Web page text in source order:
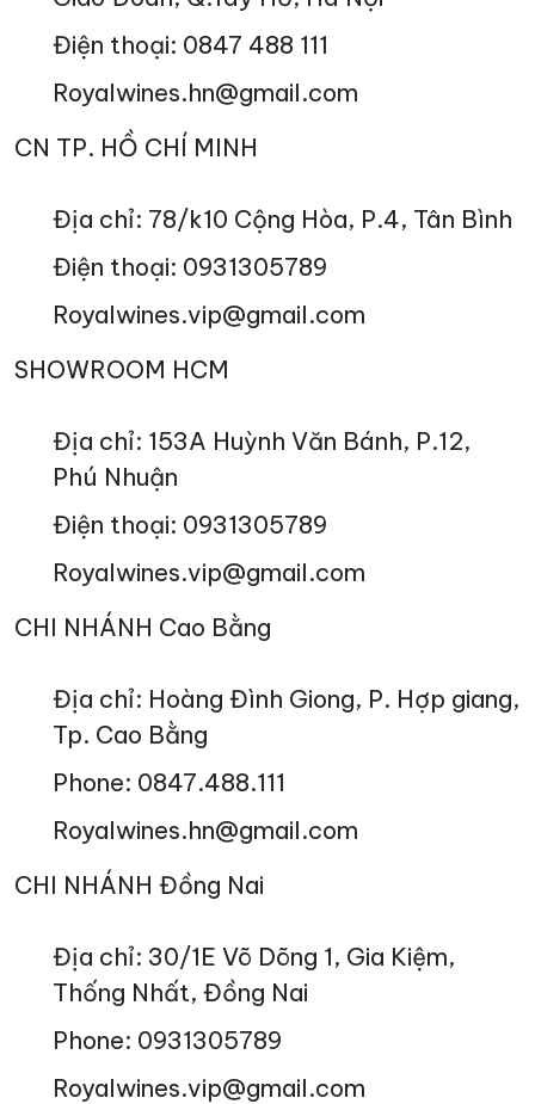
Điện thoại: 0847 488 111
Royalwines.hn@gmail.com
CN TP. HỒ CHÍ MINH
Địa chỉ: 78/k10 Cộng Hòa, P.4, Tân Bình
Điện thoại: 0931305789
Royalwines.vip@gmail.com
SHOWROOM HCM
Địa chỉ: 153A Huỳnh Văn Bánh, P.12,
Phú Nhuận
Điện thoại: 0931305789
Royalwines.vip@gmail.com
CHI NHÁNH Cao Bằng
Địa chỉ: Hoàng Đình Giong, P. Hợp giang,
Tp. Cao Bằng
Phone: 0847.488.111
Royalwines.hn@gmail.com
CHI NHÁNH Đồng Nai
Địa chỉ: 30/1E Võ Dõng 1, Gia Kiệm,
Thống Nhất, Đồng Nai
Phone: 0931305789
Royalwines.vip@gmail.com